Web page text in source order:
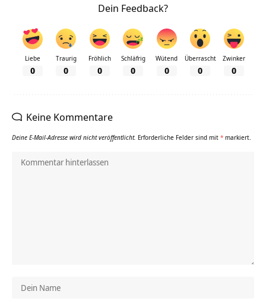
Dein Feedback?
Liebe
0
Traurig
0
Fröhlich
0
Schläfrig
0
Wütend
0
Überrascht
0
Zwinker
0
Keine Kommentare
Deine E-Mail-Adresse wird nicht veröffentlicht. Erforderliche Felder sind mit * markiert.